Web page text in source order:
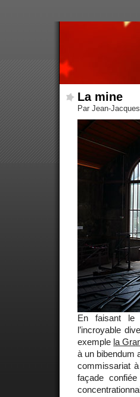
La mine
Par Jean-
En faisant
l’incroyable
exemple la
à un bibendum
commissariat
façade